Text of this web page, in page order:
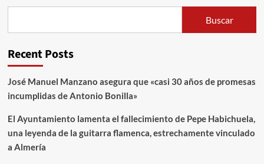
Buscar
Recent Posts
José Manuel Manzano asegura que «casi 30 años de promesas
incumplidas de Antonio Bonilla»
El Ayuntamiento lamenta el fallecimiento de Pepe Habichuela,
una leyenda de la guitarra flamenca, estrechamente vinculado
a Almería